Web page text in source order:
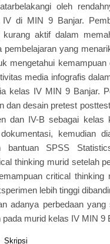
oleh
IV di MIN 9 Banjar.
kurang aktif dalam
pembelajaran yang
mengetahui
media infografis
kelas IV MIN 9 Banjar.
dan desain pretest
dan IV-B sebagai kelas
kemudian
bantuan SPSS
thinking murid setelah
critical
lebih tinggi
adanya perbedaan
pada murid kelas IV MIN 9
Skripsi